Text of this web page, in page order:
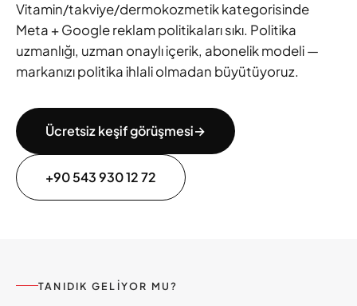
Vitamin/takviye/dermokozmetik kategorisinde
Meta + Google reklam politikaları sıkı. Politika
uzmanlığı, uzman onaylı içerik, abonelik modeli —
markanızı politika ihlali olmadan büyütüyoruz.
Ücretsiz keşif görüşmesi→
+90 543 930 12 72
TANIDIK GELIYOR MU?